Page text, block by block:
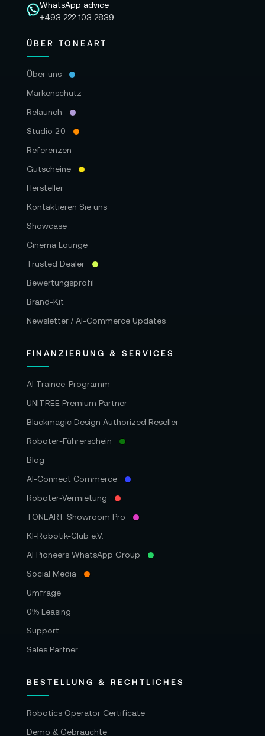
WhatsApp advice
+493 222 103 2839
ÜBER TONEART
Über uns
Markenschutz
Relaunch
Studio 2.0
Referenzen
Gutscheine
Hersteller
Kontaktieren Sie uns
Showcase
Cinema Lounge
Trusted Dealer
Bewertungsprofil
Brand-Kit
Newsletter / AI-Commerce Updates
FINANZIERUNG & SERVICES
AI Trainee-Programm
UNITREE Premium Partner
Blackmagic Design Authorized Reseller
Roboter-Führerschein
Blog
AI-Connect Commerce
Roboter‑Vermietung
TONEART Showroom Pro
KI-Robotik-Club e.V.
AI Pioneers WhatsApp Group
Social Media
Umfrage
0% Leasing
Support
Sales Partner
BESTELLUNG & RECHTLICHES
Robotics Operator Certificate
Demo & Gebrauchte